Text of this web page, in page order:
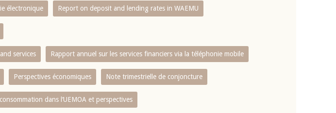
électronique Report on deposit and lending rates in WAEMU
services Rapport annuel sur les services financiers via la téléphonie mobile
Perspectives économiques Note trimestrielle de conjoncture
dans l‘UEMOA et perspectives